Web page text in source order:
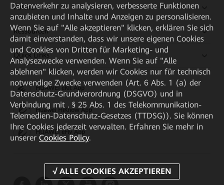
Partner
Ressourcen
Quick Links
HUAWEI eKit App
Huawei HiKnow App
HUAWEI eFly App
Datenverkehr zu analysieren, verbesserte Funktionen
anzubieten und Inhalte und Anzeigen zu personalisieren.
Wenn Sie auf "Alle akzeptieren" klicken, erklären Sie sich
damit einverstanden, dass wir unsere eigenen Cookies
und Cookies von Dritten für Marketing- und
Analysezwecke verwenden. Wenn Sie auf "Alle
ablehnen" klicken, werden wir Cookies nur für technisch
notwendige Zwecke verwenden (Art. 6 Abs. 1 (a) der
Datenschutz-Grundverordnung (DSGVO) und in
Verbindung mit . § 25 Abs. 1 des Telekommunikation-
Telemedien-Datenschutz-Gesetzes (TTDSG)). Sie können
Ihre Cookies jederzeit verwalten. Erfahren Sie mehr in
unserer Cookies Policy.